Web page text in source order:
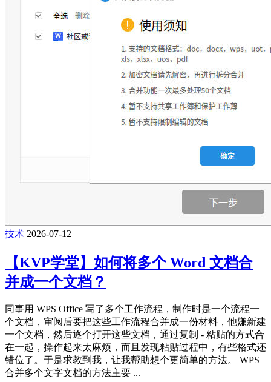
技术 2026-07-12
【KVP学堂】如何将多个 Word 文档合
并成一个文档？
同事用 WPS Office 写了多个工作流程，制作时是一个流程一
个文档，审阅后要把这些工作流程合并成一份材料，他嫌新建
一个文档，然后逐个打开这些文档，通过复制 - 粘贴的方式合
在一起，操作起来太麻烦，而且发现粘贴过程中，有些格式还
错位了。于是求教到我，让我帮助想个更简单的方法。 WPS
合并多个文字文档的方法主要 ...